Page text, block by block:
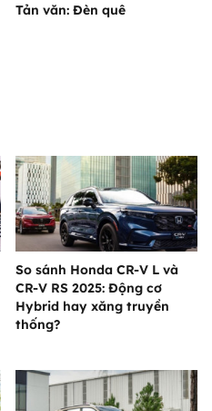
Tản văn: Đèn quê
So sánh Honda CR-V L và
CR-V RS 2025: Động cơ
Hybrid hay xăng truyền
thống?